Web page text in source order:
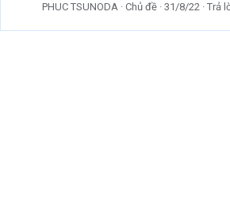
PHUC TSUNODA Chủ đề 31/8/22 Trả